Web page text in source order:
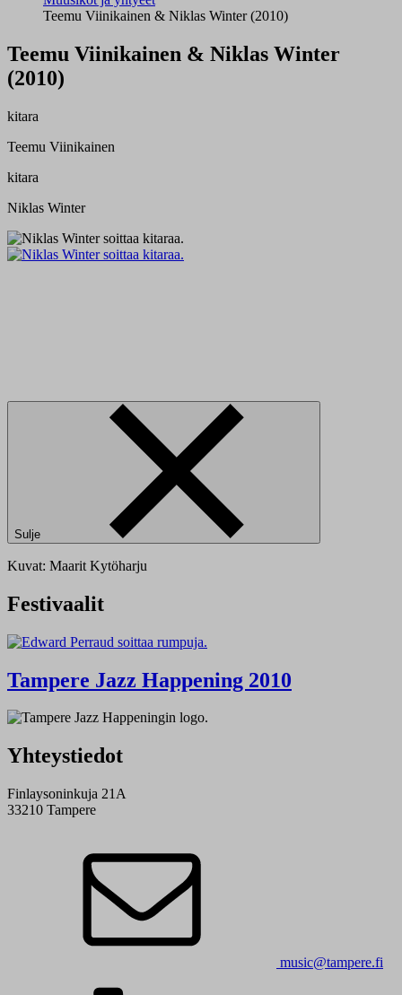
Teemu Viinikainen & Niklas Winter (2010)
Teemu Viinikainen & Niklas Winter
(2010)
kitara
Teemu Viinikainen
kitara
Niklas Winter
Sulje
Kuvat: Maarit Kytöharju
Festivaalit
Tampere Jazz Happening 2010
Yhteystiedot
Finlaysoninkuja 21A
33210 Tampere
music@tampere.fi